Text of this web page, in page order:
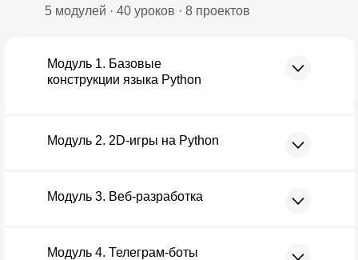
5 модулей · 40 уроков · 8 проектов
Модуль 1. Базовые
конструкции языка Python
Модуль 2. 2D-игры на Python
Модуль 3. Веб-разработка
Модуль 4. Телеграм-боты